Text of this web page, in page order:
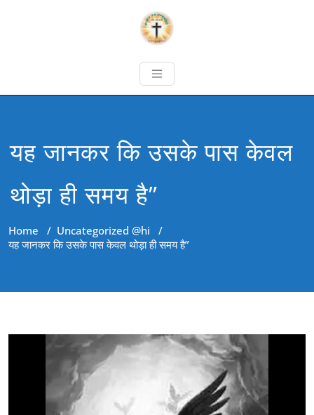
यह जानकर कि उसके पास केवल
थोड़ा ही समय है”
Home / Uncategorized @hi /
यह जानकर कि उसके पास केवल थोड़ा ही समय है”